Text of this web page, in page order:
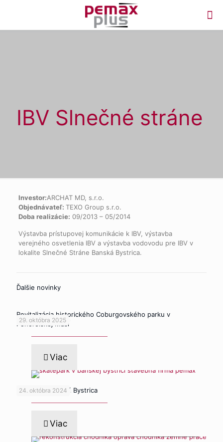
IBV Slnečné stráne
Investor:ARCHAT MD, s.r.o.
Objednávateľ: TEXO Group s.r.o.
Doba realizácie: 09/2013 – 05/2014
Výstavba prístupovej komunikácie k IBV, výstavba
verejného osvetlenia IBV a výstavba vodovodu pre IBV v
lokalite Slnečné Stráne Banská Bystrica.
Ďalšie novinky
29. októbra 2025
Revitalizácia historického Coburgovského parku v
Pohorelskej Maši
Viac
24. októbra 2024
Skatepark Banská Bystrica
Viac